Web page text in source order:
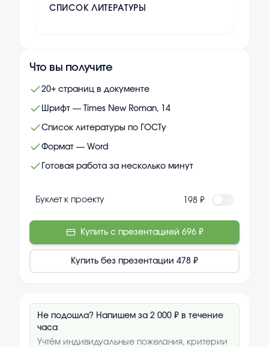
СПИСОК ЛИТЕРАТУРЫ
Что вы получите
20+ страниц в документе
Шрифт — Times New Roman, 14
Список литературы по ГОСТу
Формат — Word
Готовая работа за несколько минут
Буклет к проекту 198 ₽
Купить с презентацией 696 ₽
Купить без презентации 478 ₽
Не подошла? Напишем за 2 000 ₽ в течение
часа
Учтём индивидуальные пожелания, критерии